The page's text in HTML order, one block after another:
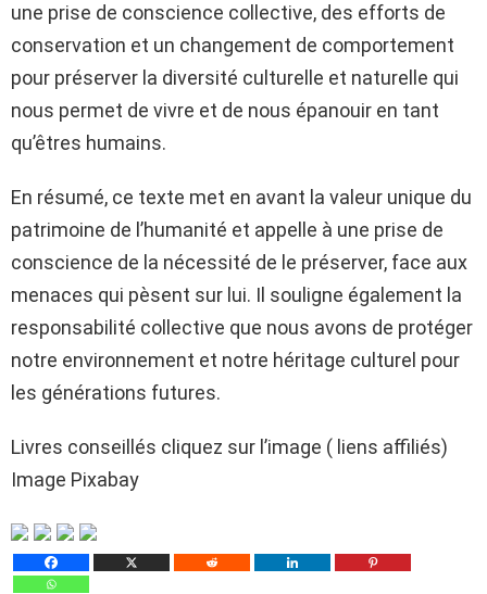
une prise de conscience collective, des efforts de
conservation et un changement de comportement
pour préserver la diversité culturelle et naturelle qui
nous permet de vivre et de nous épanouir en tant
qu’êtres humains.
En résumé, ce texte met en avant la valeur unique du
patrimoine de l’humanité et appelle à une prise de
conscience de la nécessité de le préserver, face aux
menaces qui pèsent sur lui. Il souligne également la
responsabilité collective que nous avons de protéger
notre environnement et notre héritage culturel pour
les générations futures.
Livres conseillés cliquez sur l’image ( liens affiliés)
Image Pixabay